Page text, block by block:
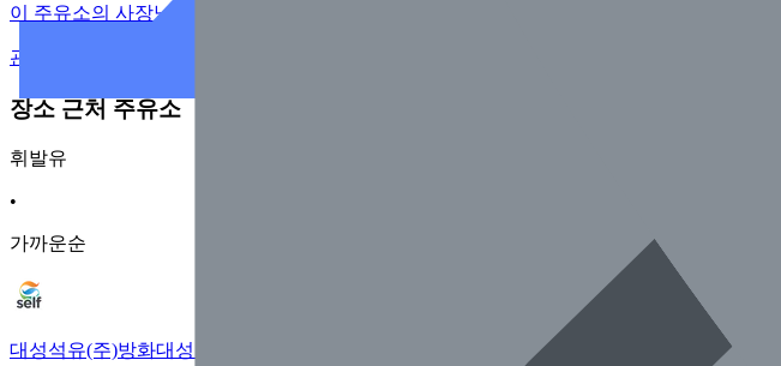
이 주유소의 사장님이신가요?
관리하기
장소 근처 주유소
휘발유
•
가까운순
대성석유(주)방화대성주유소